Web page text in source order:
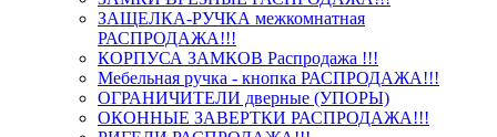
ЗАЩЕЛКА-РУЧКА межкомнатная
РАСПРОДАЖА!!!
КОРПУСА ЗАМКОВ Распродажа !!!
Мебельная ручка - кнопка РАСПРОДАЖА!!!
ОГРАНИЧИТЕЛИ дверные (УПОРЫ)
ОКОННЫЕ ЗАВЕРТКИ РАСПРОДАЖА!!!